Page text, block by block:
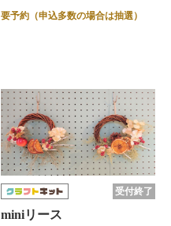
要予約（申込多数の場合は抽選）
受付終了
miniリース